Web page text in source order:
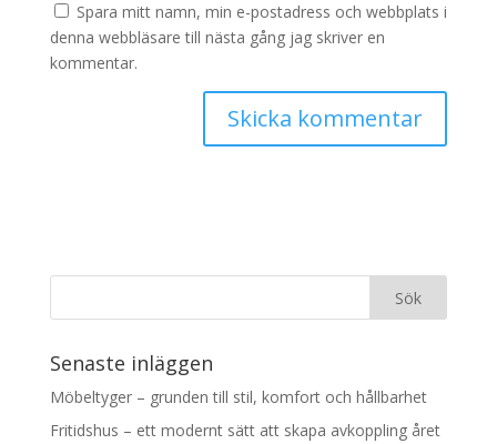
Spara mitt namn, min e-postadress och webbplats i
denna webbläsare till nästa gång jag skriver en
kommentar.
Senaste inläggen
Möbeltyger – grunden till stil, komfort och hållbarhet
Fritidshus – ett modernt sätt att skapa avkoppling året